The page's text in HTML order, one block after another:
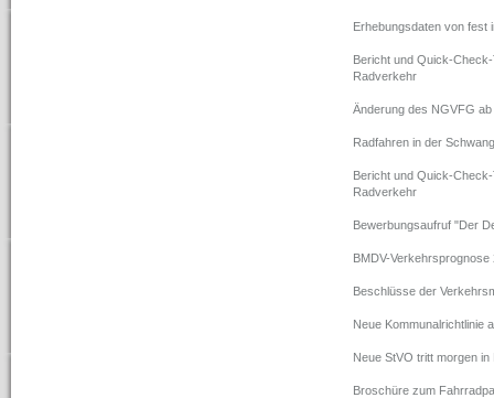
Erhebungsdaten von fest
Bericht und Quick-
Radverkehr
Änderung des NGVFG
Radfahren in der
Bericht und Quick-
Radverkehr
Bewerbungsaufruf "Der
BMDV-
Beschlüsse der
Neue Kommunalrichtlinie
Neue StVO tritt morgen in
Broschüre zum